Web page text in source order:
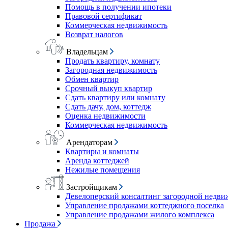
Помощь в получении ипотеки
Правовой сертификат
Коммерческая недвижимость
Возврат налогов
Владельцам
Продать квартиру, комнату
Загородная недвижимость
Обмен квартир
Срочный выкуп квартир
Сдать квартиру или комнату
Сдать дачу, дом, коттедж
Оценка недвижимости
Коммерческая недвижимость
Арендаторам
Квартиры и комнаты
Аренда коттеджей
Нежилые помещения
Застройщикам
Девелоперский консалтинг загородной
Управление продажами коттеджного поселка
Управление продажами жилого комплекса
Продажа